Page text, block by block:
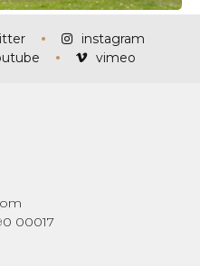
instagram
vimeo
00017